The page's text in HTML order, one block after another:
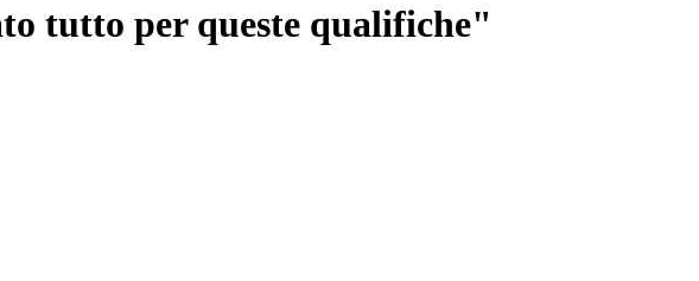
tutto per queste qualifiche"